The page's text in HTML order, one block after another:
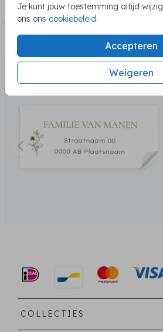
Je kunt jouw toestemming altijd
ons ons cookiebeleid.
Accepteren
Weigeren
Adresstickers
adressticker
COLLECTIES